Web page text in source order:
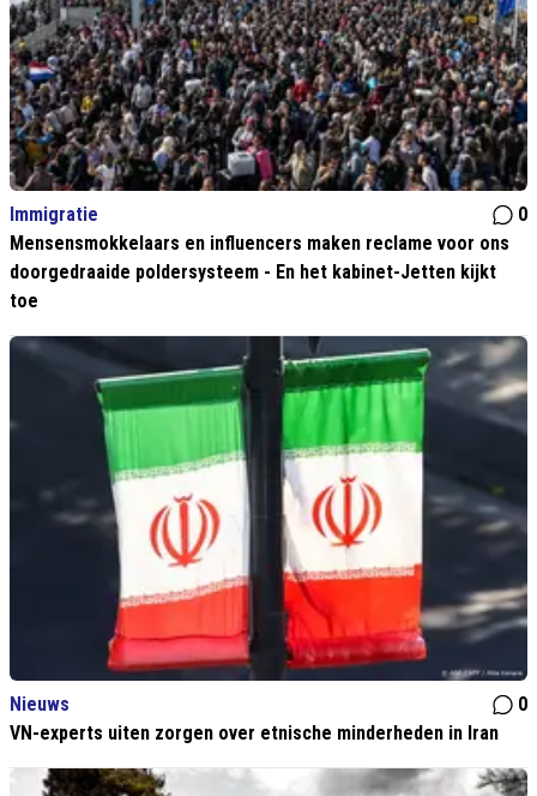
Immigratie
0
Mensensmokkelaars en influencers maken reclame voor ons
doorgedraaide poldersysteem - En het kabinet-Jetten kijkt
toe
Nieuws
0
VN-experts uiten zorgen over etnische minderheden in Iran